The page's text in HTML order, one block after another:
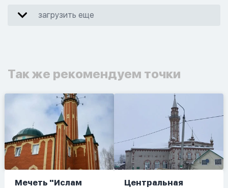
загрузить еще
Так же рекомендуем точки
Мечеть "Ислам
Центральная